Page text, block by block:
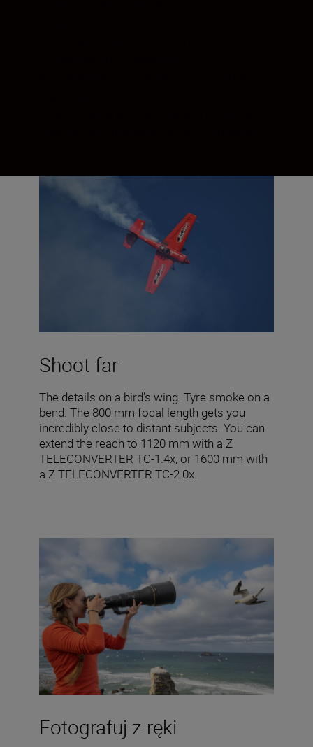
Shoot far
The details on a bird’s wing. Tyre smoke on a
bend. The 800 mm focal length gets you
incredibly close to distant subjects. You can
extend the reach to 1120 mm with a Z
TELECONVERTER TC-1.4x, or 1600 mm with
a Z TELECONVERTER TC-2.0x.
Fotografuj z ręki